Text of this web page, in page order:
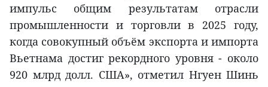
импульс общим результатам отрасли
промышленности и торговли в 2025 году,
когда совокупный объём экспорта и импорта
Вьетнама достиг рекордного уровня - около
920 млрд долл. США», отметил Нгуен Шинь